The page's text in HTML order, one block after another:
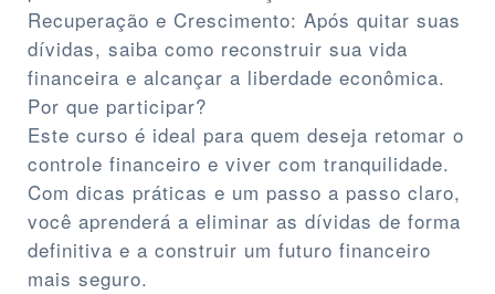
Recuperação e Crescimento: Após quitar suas
dívidas, saiba como reconstruir sua vida
financeira e alcançar a liberdade econômica.
Por que participar?
Este curso é ideal para quem deseja retomar o
controle financeiro e viver com tranquilidade.
Com dicas práticas e um passo a passo claro,
você aprenderá a eliminar as dívidas de forma
definitiva e a construir um futuro financeiro
mais seguro.